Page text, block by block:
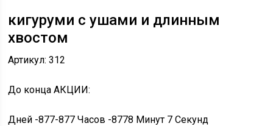
кигуруми с ушами и длинным
хвостом
Артикул: 312
До концаАКЦИИ:
Дней -877-877 Часов -8778 Минут 7 Секунд